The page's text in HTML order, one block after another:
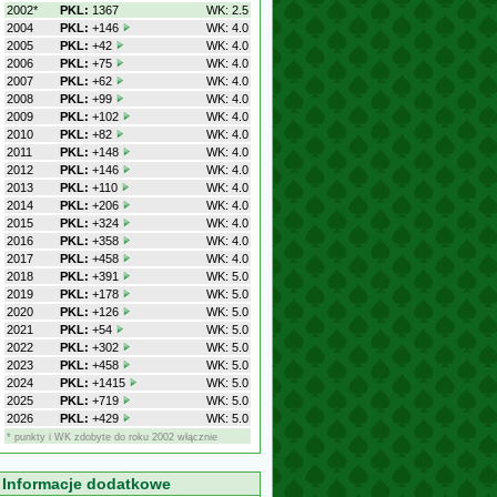
2002* PKL: 1367
WK: 2.5
2004
PKL: +146
WK: 4.0
2005
PKL: +42
WK: 4.0
2006
PKL: +75
WK: 4.0
2007
PKL: +62
WK: 4.0
2008
PKL: +99
WK: 4.0
2009
PKL: +102
WK: 4.0
2010
PKL: +82
WK: 4.0
2011
PKL: +148
WK: 4.0
2012
PKL: +146
WK: 4.0
2013
PKL: +110
WK: 4.0
2014
PKL: +206
WK: 4.0
2015
PKL: +324
WK: 4.0
2016
PKL: +358
WK: 4.0
2017
PKL: +458
WK: 4.0
2018
PKL: +391
WK: 5.0
2019
PKL: +178
WK: 5.0
2020
PKL: +126
WK: 5.0
2021
PKL: +54
WK: 5.0
2022
PKL: +302
WK: 5.0
2023
PKL: +458
WK: 5.0
2024
PKL: +1415
WK: 5.0
2025
PKL: +719
WK: 5.0
2026
PKL: +429 WK: 5.0
* punkty i WK zdobyte do roku 2002 włącznie
Informacje dodatkowe